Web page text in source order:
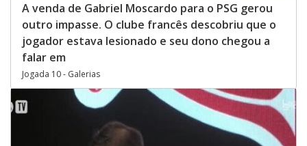
A venda de Gabriel Moscardo para o PSG gerou
outro impasse. O clube francês descobriu que o
jogador estava lesionado e seu dono chegou a
falar em
Jogada 10 - Galerias